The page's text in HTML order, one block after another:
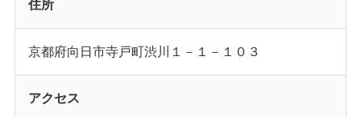
住所
京都府向日市寺戸町渋川１－１－１０３
アクセス